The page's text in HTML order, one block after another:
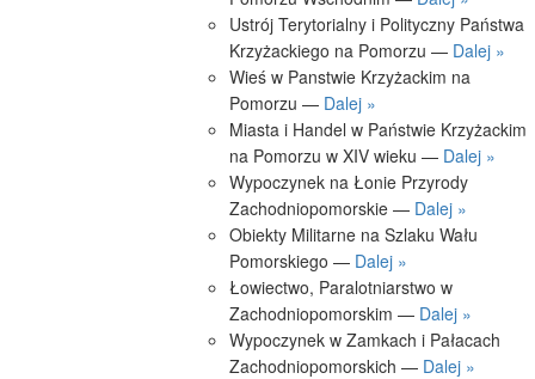
Ustrój Terytorialny i Polityczny Państwa
Krzyżackiego na Pomorzu — Dalej »
Wieś w Panstwie Krzyżackim na
Pomorzu — Dalej »
Miasta i Handel w Państwie Krzyżackim
na Pomorzu w XIV wieku — Dalej »
Wypoczynek na Łonie Przyrody
Zachodniopomorskie — Dalej »
Obiekty Militarne na Szlaku Wału
Pomorskiego — Dalej »
Łowiectwo, Paralotniarstwo w
Zachodniopomorskim — Dalej »
Wypoczynek w Zamkach i Pałacach
Zachodniopomorskich — Dalej »